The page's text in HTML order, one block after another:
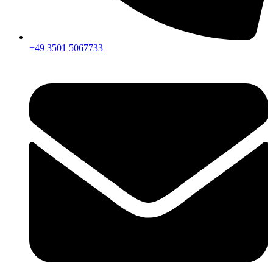
+49 3501 5067733